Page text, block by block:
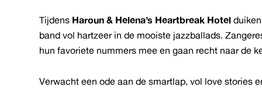
Tijdens Haroun & Helena’s Heartbreak Hotel
band vol hartzeer in de mooiste jazzballads.
hun favoriete nummers mee en gaan recht naar de
Verwacht een ode aan de smartlap, vol love stories